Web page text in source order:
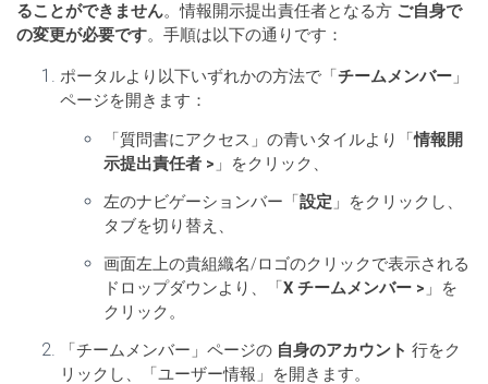
ることができません。情報開示提出責任者となる方 ご自身で
の変更が必要です。手順は以下の通りです：
ポータルより以下いずれかの方法で「チームメンバー 」
ページを開きます：
「質問書にアクセス」の青いタイルより「情報開
示提出責任者 > 」をクリック、
左のナビゲーションバー「設定 」をクリックし、
タブを切り替え、
画面左上の貴組織名/ロゴのクリックで表示される
ドロップダウンより、「X チームメンバー > 」を
クリック。
「チームメンバー」ページの 自身のアカウント 行をク
リックし、「ユーザー情報」を開きます。